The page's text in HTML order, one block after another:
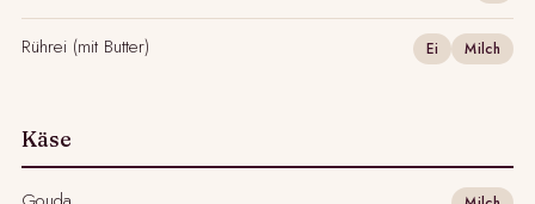
Rührei (mit Butter) Ei Milch
Käse